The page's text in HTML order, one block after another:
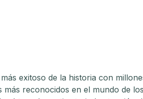
exitoso de la historia con
reconocidos en el mundo de